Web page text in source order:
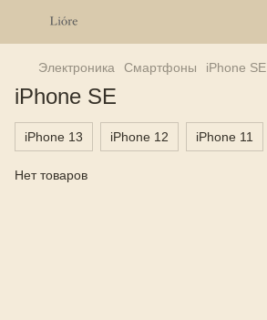
Электроника Смартфоны iPhone SE
iPhone SE
iPhone 13 iPhone 12 iPhone 11
Нет товаров